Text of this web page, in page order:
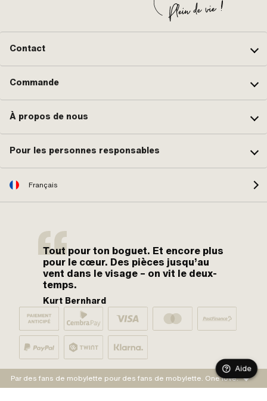
Contact
Commande
À propos de nous
Pour les personnes responsables
Français
Tout pour ton boguet. Et encore plus
pour le cœur. Des pièces jusqu’au
vent dans le visage – on vit le deux-
temps.
Kurt Bernhard
Par des fans de mobylette pour des fans de mobylette. One love.
Aide